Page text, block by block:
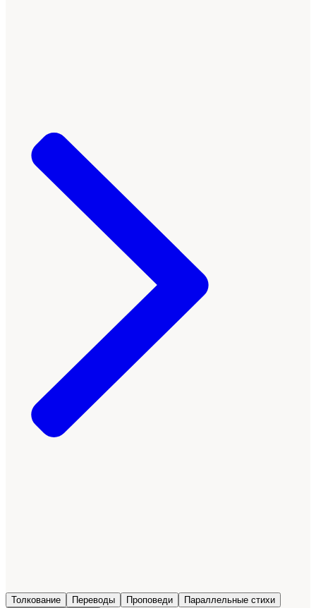
Толкование Переводы Проповеди
Параллельные стихи